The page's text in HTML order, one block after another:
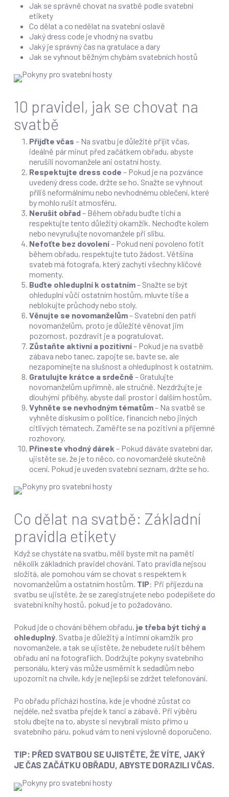
Jak se správně chovat na svatbě podle svatební
etikety
Co dělat a co nedělat na svatební oslavě
Jaký dress code je vhodný na svatbu
Jaký je správný čas na gratulace a dary
Jak se vyhnout běžným chybám svatebních hostů
10 pravidel, jak se chovat na
svatbě
Přijďte včas – Na svatbu je důležité přijít včas,
ideálně pár minut před začátkem obřadu, abyste
nerušili novomanžele ani ostatní hosty.
Respektujte dress code – Pokud je na pozvánce
uvedený dress code, držte se ho. Snažte se vyhnout
příliš neformálnímu nebo nevhodnému oblečení, které
by mohlo rušit atmosféru.
Nerušit obřad– Během obřadu buďte tichí a
respektujte tento důležitý okamžik. Nechoďte kolem
nebo nevyrušujte novomanžele při slibu.
Nefoťte bez dovolení– Pokud není povoleno fotit
během obřadu, respektujte tuto žádost. Většina
svateb má fotografa, který zachytí všechny klíčové
momenty.
Buďte ohleduplní k ostatním– Snažte se být
ohleduplní vůči ostatním hostům, mluvte tiše a
neblokujte průchody nebo stoly.
Věnujte se novomanželům– Svatební den patří
novomanželům, proto je důležité věnovat jim
pozornost, pozdravit je a pogratulovat.
Zůstaňte aktivní a pozitivní– Pokud je na svatbě
zábava nebo tanec, zapojte se, bavte se, ale
nezapomínejte na slušnost a ohleduplnost k ostatním.
Gratulujte krátce a srdečně – Gratulujte
novomanželům upřímně, ale stručně. Nezdržujte je
dlouhými příběhy, abyste dali prostor i dalším hostům.
Vyhněte se nevhodným tématům– Na svatbě se
vyhněte diskusím o politice, financích nebo jiných
citlivých tématech. Zaměřte se na pozitivní a příjemné
rozhovory.
Přineste vhodný dárek – Pokud dáváte svatební dar,
ujistěte se, že je to něco, co novomanželé skutečně
ocení. Pokud je uveden svatební seznam, držte se ho.
Co dělat na svatbě: Základní
pravidla etikety
Když se chystáte na svatbu, měli byste mít na paměti
několik základních pravidel chování. Tato pravidla nejsou
složitá, ale pomohou vám se chovat s respektem k
novomanželům a ostatním hostům. TIP: Při příjezdu na
svatbu se ujistěte, že se zaregistrujete nebo podepíšete do
svatební knihy hostů, pokud je to požadováno.
Pokud jde o chování během obřadu, je třeba být tichý a
ohleduplný. Svatba je důležitý a intimní okamžik pro
novomanžele, a tak se ujistěte, že nebudete rušit během
obřadu ani na fotografiích. Dodržujte pokyny svatebního
personálu, který vás může usměrnit k sedadlům nebo
upozornit na chvíle, kdy je nejlepší se zdržet telefonování.
Po obřadu přichází hostina, kde je vhodné zůstat co
nejdéle, než svatba přejde k tanci a zábavě. Při výběru
stolu dbejte na to, abyste si nevybrali místo přímo u
svatebního páru, pokud vám to není výslovně doporučeno.
TIP: PŘED SVATBOU SE UJISTĚTE, ŽE VÍTE, JAKÝ
JE ČAS ZAČÁTKU OBŘADU, ABYSTE DORAZILI VČAS.